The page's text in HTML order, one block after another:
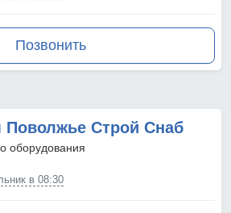
Позвонить
Строй Снаб
оборудования
в 08:30